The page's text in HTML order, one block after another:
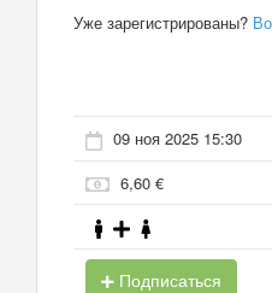
Уже зарегистрированы?
09 ноя 2025 15:30
6,60 €
Подписаться